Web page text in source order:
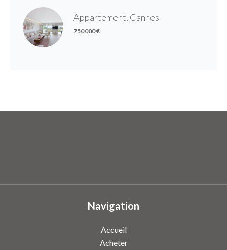
Appartement, Cannes
750 000 €
Navigation
Accueil
Acheter